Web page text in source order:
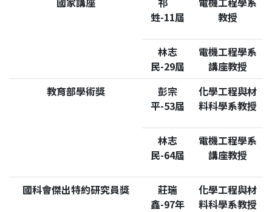
甡-11屆
教授
林志
民-29屆
電機工程學系
講座教授
教育部學術獎
彭宗
平-53屆
化學工程與材
料科學系教授
林志
民-64屆
電機工程學系
講座教授
國科會傑出特約研究員獎
莊瑞
鑫-97年
化學工程與材
料科學系教授